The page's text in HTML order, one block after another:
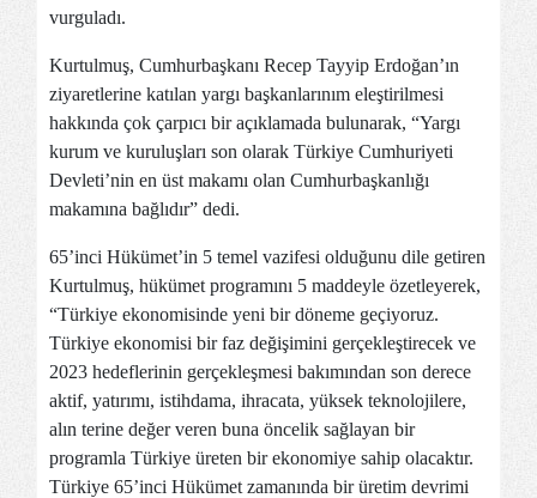
vurguladı.
Kurtulmuş, Cumhurbaşkanı Recep Tayyip Erdoğan’ın
ziyaretlerine katılan yargı başkanlarınım eleştirilmesi
hakkında çok çarpıcı bir açıklamada bulunarak, “Yargı
kurum ve kuruluşları son olarak Türkiye Cumhuriyeti
Devleti’nin en üst makamı olan Cumhurbaşkanlığı
makamına bağlıdır” dedi.
65’inci Hükümet’in 5 temel vazifesi olduğunu dile getiren
Kurtulmuş, hükümet programını 5 maddeyle özetleyerek,
“Türkiye ekonomisinde yeni bir döneme geçiyoruz.
Türkiye ekonomisi bir faz değişimini gerçekleştirecek ve
2023 hedeflerinin gerçekleşmesi bakımından son derece
aktif, yatırımı, istihdama, ihracata, yüksek teknolojilere,
alın terine değer veren buna öncelik sağlayan bir
programla Türkiye üreten bir ekonomiye sahip olacaktır.
Türkiye 65’inci Hükümet zamanında bir üretim devrimi